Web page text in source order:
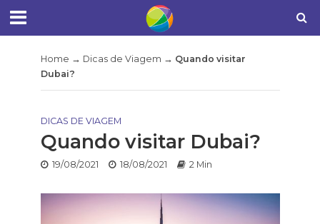
Home → Dicas de Viagem → Quando visitar
Dubai?
DICAS DE VIAGEM
Quando visitar Dubai?
19/08/2021 18/08/2021 2 Min